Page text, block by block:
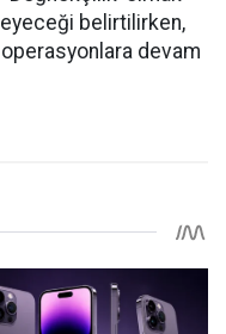
belirtilirken,
devam